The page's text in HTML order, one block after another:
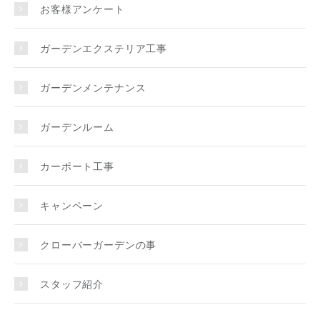
お客様アンケート
ガーデンエクステリア工事
ガーデンメンテナンス
ガーデンルーム
カーポート工事
キャンペーン
クローバーガーデンの事
スタッフ紹介